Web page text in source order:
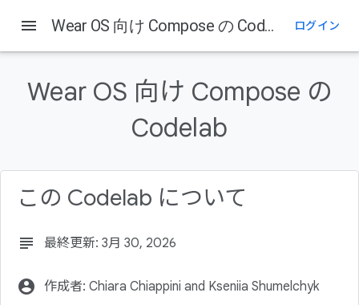
1. はじめに
学習内容
menu Wear OS 向け Compose の Codelab ログイン
Wear OS 向け Compose の
Codelab
この Codelab について
subject 最終更新: 3月 30, 2026
account_circle 作成者: Chiara Chiappini and Kseniia Shumelchyk